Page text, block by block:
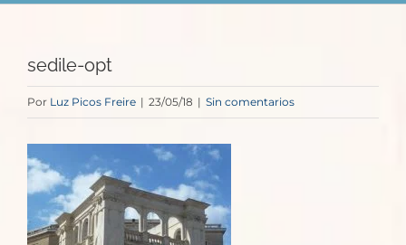
sedile-opt
Por Luz Picos Freire | 23/05/18 | Sin comentarios